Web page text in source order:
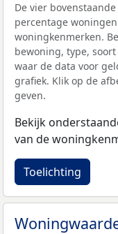
De vier
percentage
woningkenmerken.
bewoning, type,
waar de data voor
grafiek. Klik op de
geven.
Bekijk
van de
Toelichting